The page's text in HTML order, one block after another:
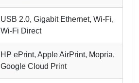
USB 2.0, Gigabit Ethernet, Wi-Fi,
Wi-Fi Direct
HP ePrint, Apple AirPrint, Mopria,
Google Cloud Print